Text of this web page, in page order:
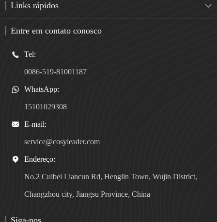
Links rápidos 
Entre em contato conosco
 Tel:
0086-519-81001187
 WhatsApp:
15101029308
 E-mail:
service@cosyleader.com
 Endereço:
No.2 Cuibei Liancun Rd, Henglin Town, Wujin District,
Changzhou city, Jiangsu Province, China
Siga-nos